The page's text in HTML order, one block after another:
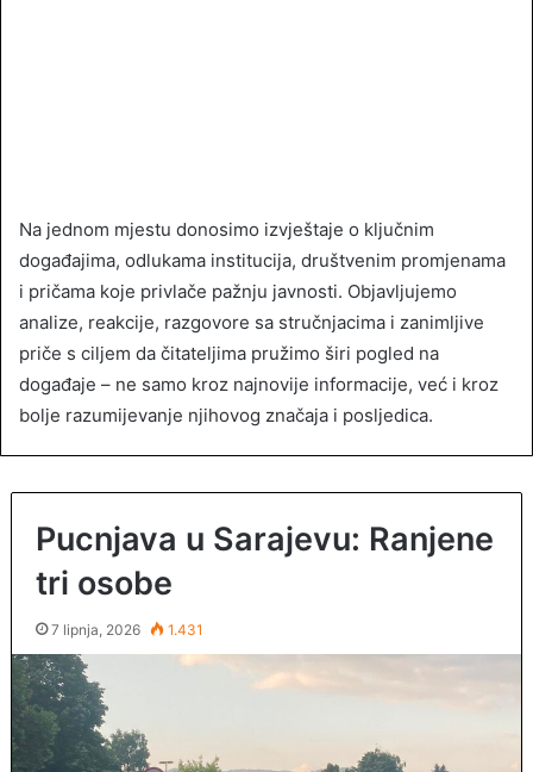
Na jednom mjestu donosimo izvještaje o ključnim
događajima, odlukama institucija, društvenim promjenama
i pričama koje privlače pažnju javnosti. Objavljujemo
analize, reakcije, razgovore sa stručnjacima i zanimljive
priče s ciljem da čitateljima pružimo širi pogled na
događaje – ne samo kroz najnovije informacije, već i kroz
bolje razumijevanje njihovog značaja i posljedica.
Pucnjava u Sarajevu: Ranjene
tri osobe
7 lipnja, 2026 1.431